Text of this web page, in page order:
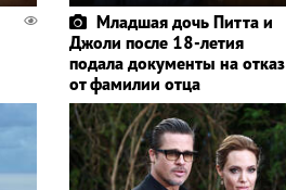
Младшая дочь Питта и
Джоли после 18-летия
подала документы на отказ
от фамилии отца